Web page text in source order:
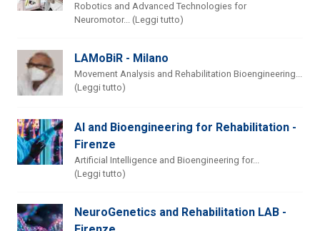
Robotics and Advanced Technologies for
Neuromotor... (Leggi tutto)
LAMoBiR - Milano
Movement Analysis and Rehabilitation Bioengineering...
(Leggi tutto)
AI and Bioengineering for Rehabilitation -
Firenze
Artificial Intelligence and Bioengineering for...
(Leggi tutto)
NeuroGenetics and Rehabilitation LAB -